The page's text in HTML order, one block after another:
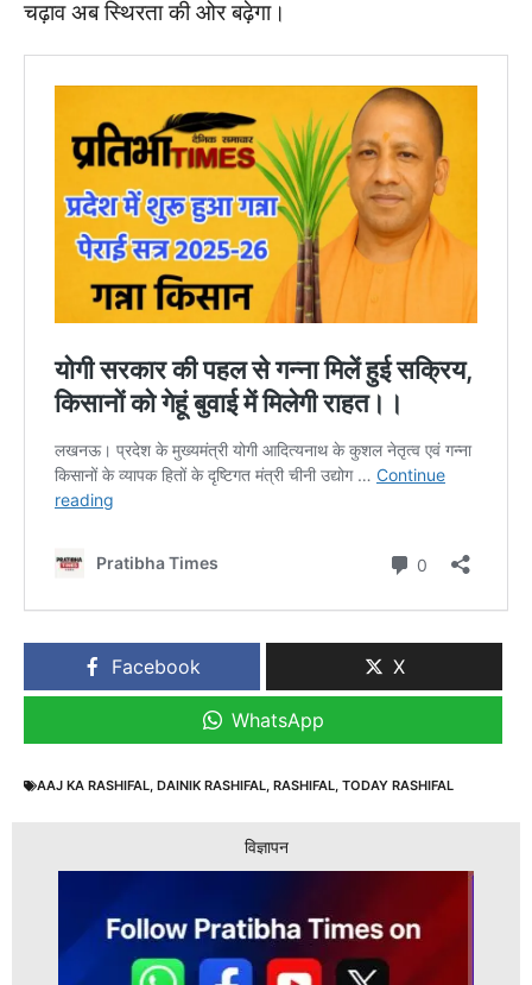
चढ़ाव अब स्थिरता की ओर बढ़ेगा।
Facebook X
WhatsApp
AAJ KA RASHIFAL, DAINIK RASHIFAL, RASHIFAL, TODAY RASHIFAL
विज्ञापन